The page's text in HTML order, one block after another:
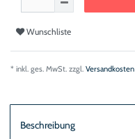
Wunschliste
* inkl. ges. MwSt. zzgl. Versandkosten
Beschreibung